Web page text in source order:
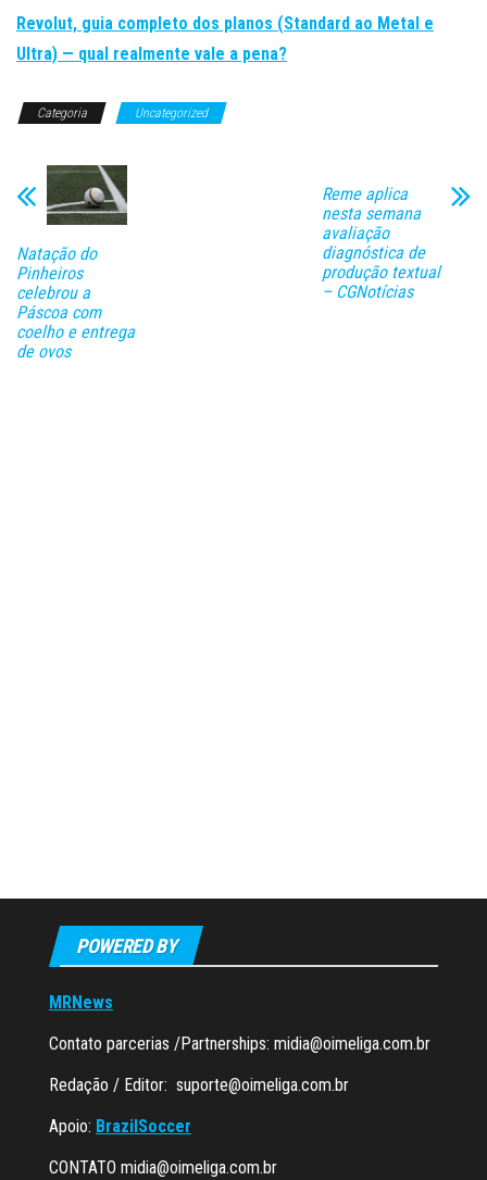
Revolut, guia completo dos planos (Standard ao Metal e
Ultra) — qual realmente vale a pena?
Categoria Uncategorized
Natação do
Pinheiros
celebrou a
Páscoa com
coelho e entrega
de ovos
Reme aplica
nesta semana
avaliação
diagnóstica de
produção textual
– CGNotícias
POWERED BY
MRNews
Contato parcerias /Partnerships: midia@oimeliga.com.br
Redação / Editor: suporte@oimeliga.com.br
Apoio: BrazilSoccer
CONTATO midia@oimeliga.com.br